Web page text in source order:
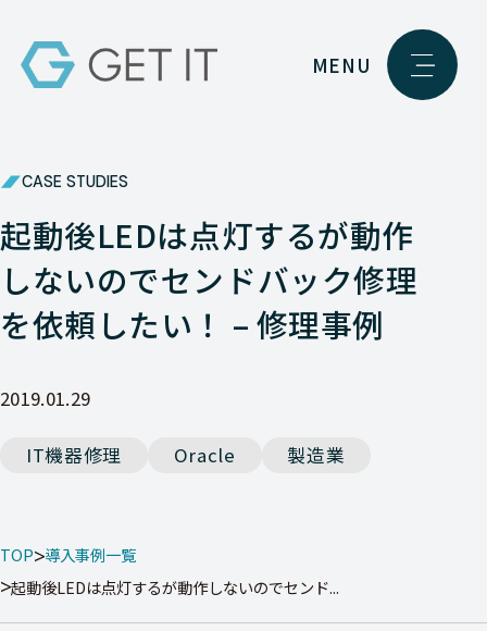
MENU
CASE STUDIES
起動後LEDは点灯するが動作
しないのでセンドバック修理
を依頼したい！ – 修理事例
2019.01.29
IT機器修理 Oracle 製造業
TOP 導入事例一覧
起動後LEDは点灯するが動作しないのでセンド...